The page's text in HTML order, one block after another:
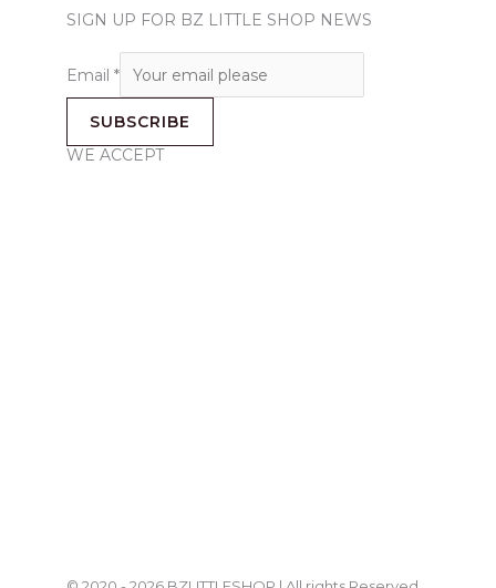
SIGN UP FOR BZ LITTLE SHOP NEWS
Email *
SUBSCRIBE
WE ACCEPT